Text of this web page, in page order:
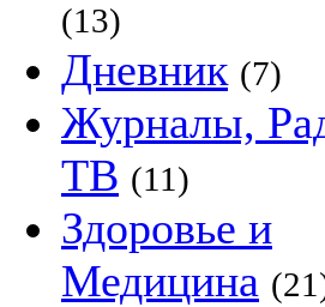
(13)
Дневник (7)
Журналы,
ТВ (11)
Здоровье и
Медицина